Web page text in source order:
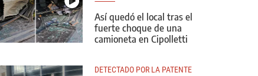
Así quedó el local tras el
fuerte choque de una
camioneta en Cipolletti
DETECTADO POR LA PATENTE